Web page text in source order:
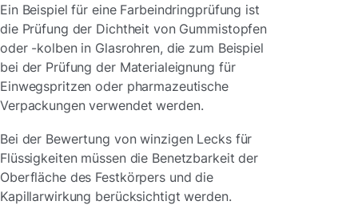
Ein Beispiel für eine Farbeindringprüfung ist
die Prüfung der Dichtheit von Gummistopfen
oder -kolben in Glasrohren, die zum Beispiel
bei der Prüfung der Materialeignung für
Einwegspritzen oder pharmazeutische
Verpackungen verwendet werden.
Bei der Bewertung von winzigen Lecks für
Flüssigkeiten müssen die Benetzbarkeit der
Oberfläche des Festkörpers und die
Kapillarwirkung berücksichtigt werden.